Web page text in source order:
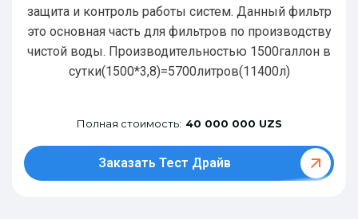
защита и контроль работы систем. Данный фильтр
это основная часть для фильтров по производству
чистой воды. Производительностью 1500галлон в
сутки(1500*3,8)=5700литров(11400л)
Полная стоимость: 40 000 000 UZS
Заказать Тест Драйв